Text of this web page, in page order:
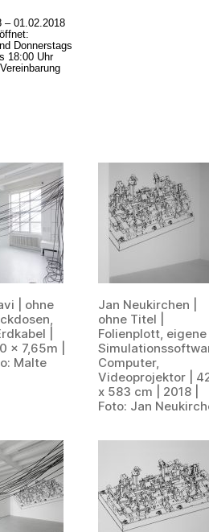
– 01.02.2018
Donnerstags
18:00 Uhr
| ohne
|
x 7,65m |
Malte
Jan Neukirchen |
ohne Titel |
Folienplott, eigene
Computer,
Videoprojektor |
x 583 cm | 2018 |
Foto: Jan